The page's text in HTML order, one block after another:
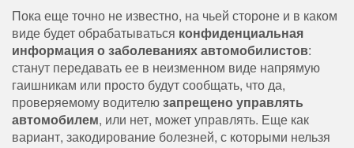
Пока еще точно не известно, на чьей стороне и в каком
виде будет обрабатываться конфиденциальная
информация о заболеваниях автомобилистов:
станут передавать ее в неизменном виде напрямую
гаишникам или просто будут сообщать, что да,
проверяемому водителюзапрещено управлять
автомобилем, или нет, может управлять. Еще как
вариант, закодирование болезней, с которыми нельзя